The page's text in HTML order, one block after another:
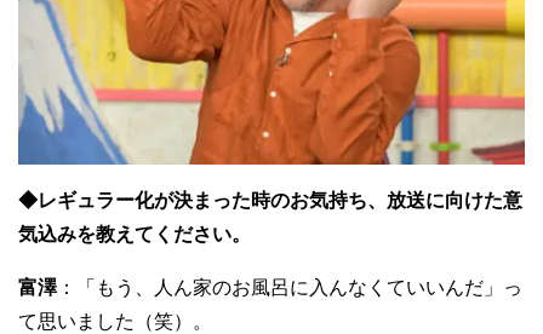
◆レギュラー化が決まった時のお気持ち、放送に向けた意
気込みを教えてください。
富澤：「もう、人ん家のお風呂に入んなくていいんだ」っ
て思いました（笑）。